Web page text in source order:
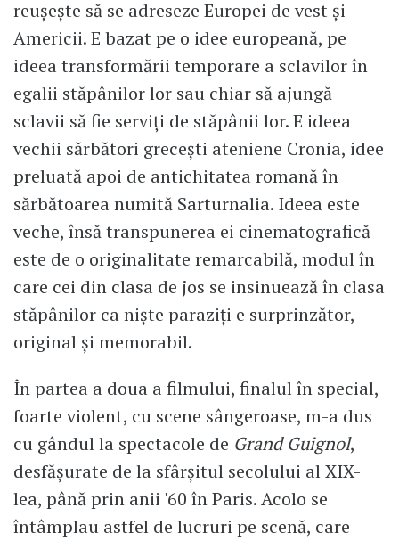
reușește să se adreseze Europei de vest și
Americii. E bazat pe o idee europeană, pe
ideea transformării temporare a sclavilor în
egalii stăpânilor lor sau chiar să ajungă
sclavii să fie serviți de stăpânii lor. E ideea
vechii sărbători grecești ateniene Cronia, idee
preluată apoi de antichitatea romană în
sărbătoarea numită Sarturnalia. Ideea este
veche, însă transpunerea ei cinematografică
este de o originalitate remarcabilă, modul în
care cei din clasa de jos se insinuează în clasa
stăpânilor ca niște paraziți e surprinzător,
original și memorabil.
În partea a doua a filmului, finalul în special,
foarte violent, cu scene sângeroase, m-a dus
cu gândul la spectacole de Grand Guignol,
desfășurate de la sfârșitul secolului al XIX-
lea, până prin anii '60 în Paris. Acolo se
întâmplau astfel de lucruri pe scenă, care